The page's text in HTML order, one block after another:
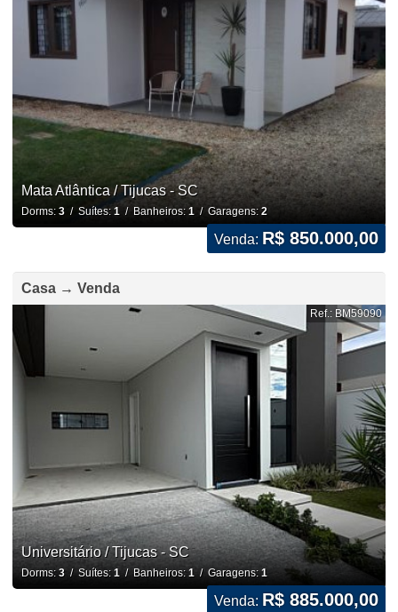
Mata Atlântica / Tijucas - SC
Dorms: 3/ Suítes: 1/ Banheiros: 1/ Garagens: 2
Venda: R$ 850.000,00
Casa → Venda
Ref.: BM59090
Universitário / Tijucas - SC
Dorms:3/ Suítes: 1/ Banheiros: 1/ Garagens: 1
Venda: R$ 885.000,00